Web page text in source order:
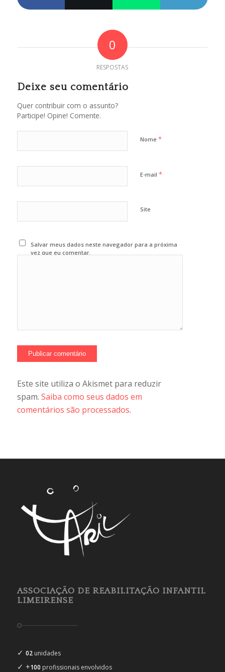
0
RESPOSTAS
Deixe seu comentário
Quer contribuir com o assunto?
Participe! Opine! Comente.
Nome *
E-mail *
Site
Salvar meus dados neste navegador para a próxima
vez que eu comentar.
Este site utiliza o Akismet para reduzir
spam. Saiba como seus dados em
comentários são processados.
ASSOCIAÇÃO DE REABILITAÇÃO INFANTIL
LIMEIRENSE
✓ 02unidades
✓ +100 profissionais envolvidos